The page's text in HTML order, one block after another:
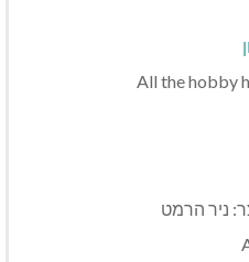
All the hobby
ניר הרמט